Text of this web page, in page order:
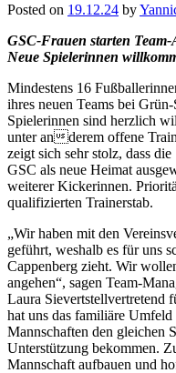
Posted on 19.12.24 by
GSC-Frauen starten Team-
Neue Spielerinnen
Mindestens 16
ihres neuen Teams bei Grün-
Spielerinnen sind herzlich
unter an
derem offene
zeigt sich sehrstolz, dass die
GSC als neue Heimat
weiterer Kickerinnen. Priori
qualifizierten Trainerstab.
„Wir haben mit den
geführt, weshalb es für uns
Cappenberg zieht. Wir
angehen“, sagen Team-
Laura Sievertstellvertretend
hat uns das familiäre Umfeld
Mannschaften den gleichen
Unterstützung bekommen.
Mannschaft aufbauen und